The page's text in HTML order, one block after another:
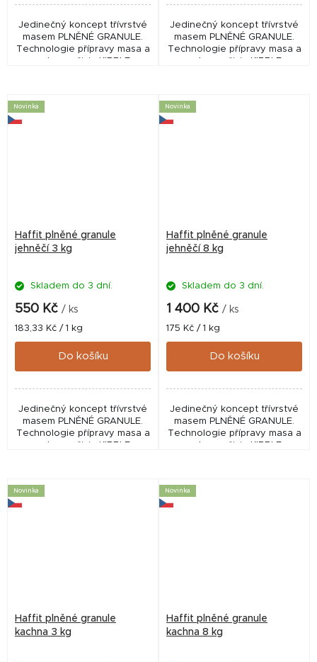
Jedinečný koncept třívrstvé
masem PLNĚNÉ GRANULE.
Technologie přípravy masa a
Jedinečný koncept třívrstvé
masem PLNĚNÉ GRANULE.
Technologie přípravy masa a
Novinka
Haffit plněné granule
jehněčí 3 kg
Skladem do 3 dní.
550 Kč / ks
Měrná
cena:
183,33 Kč / 1 kg
Do košíku
Jedinečný koncept třívrstvé
masem PLNĚNÉ GRANULE.
Technologie přípravy masa a
ochrany živin KIBBLE
Novinka
Haffit plněné granule
jehněčí 8 kg
Skladem do 3 dní.
1 400 Kč / ks
Měrná
cena:
175 Kč / 1 kg
Do košíku
Jedinečný koncept třívrstvé
masem PLNĚNÉ GRANULE.
Technologie přípravy masa a
ochrany živin KIBBLE
Novinka
Haffit plněné granule
kachna 3 kg
Novinka
Haffit plněné granule
kachna 8 kg